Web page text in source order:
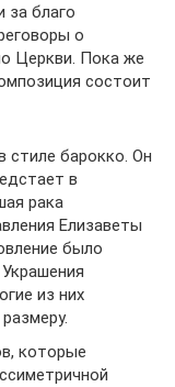
за благо
о
Церкви. Пока же
состоит
стиле барокко. Он
в
рака
Елизаветы
было
из них
которые